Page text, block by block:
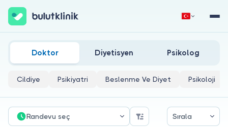
Hemen Kaydol Giriş Yap
Dislipidemi Doktorları
Doktor Diyetisyen Psikolog
Cildiye Psikiyatri Beslenme Ve Diyet Psikoloji
Randevu seç Sırala